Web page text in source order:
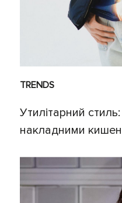
TRENDS
Утилітарний
накладними